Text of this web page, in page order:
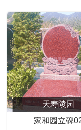
天寿陵园
家和园立碑